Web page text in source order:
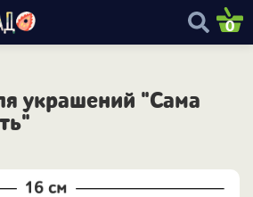
0
украшений "Сама